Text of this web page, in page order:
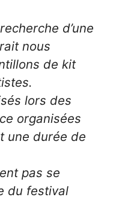
d’une
nous
de kit
lors des
organisées
une durée de
pas se
du festival